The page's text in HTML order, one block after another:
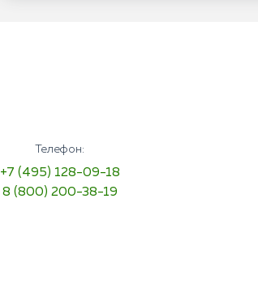
Телефон:
+7 (495) 128-09-18
8 (800) 200-38-19